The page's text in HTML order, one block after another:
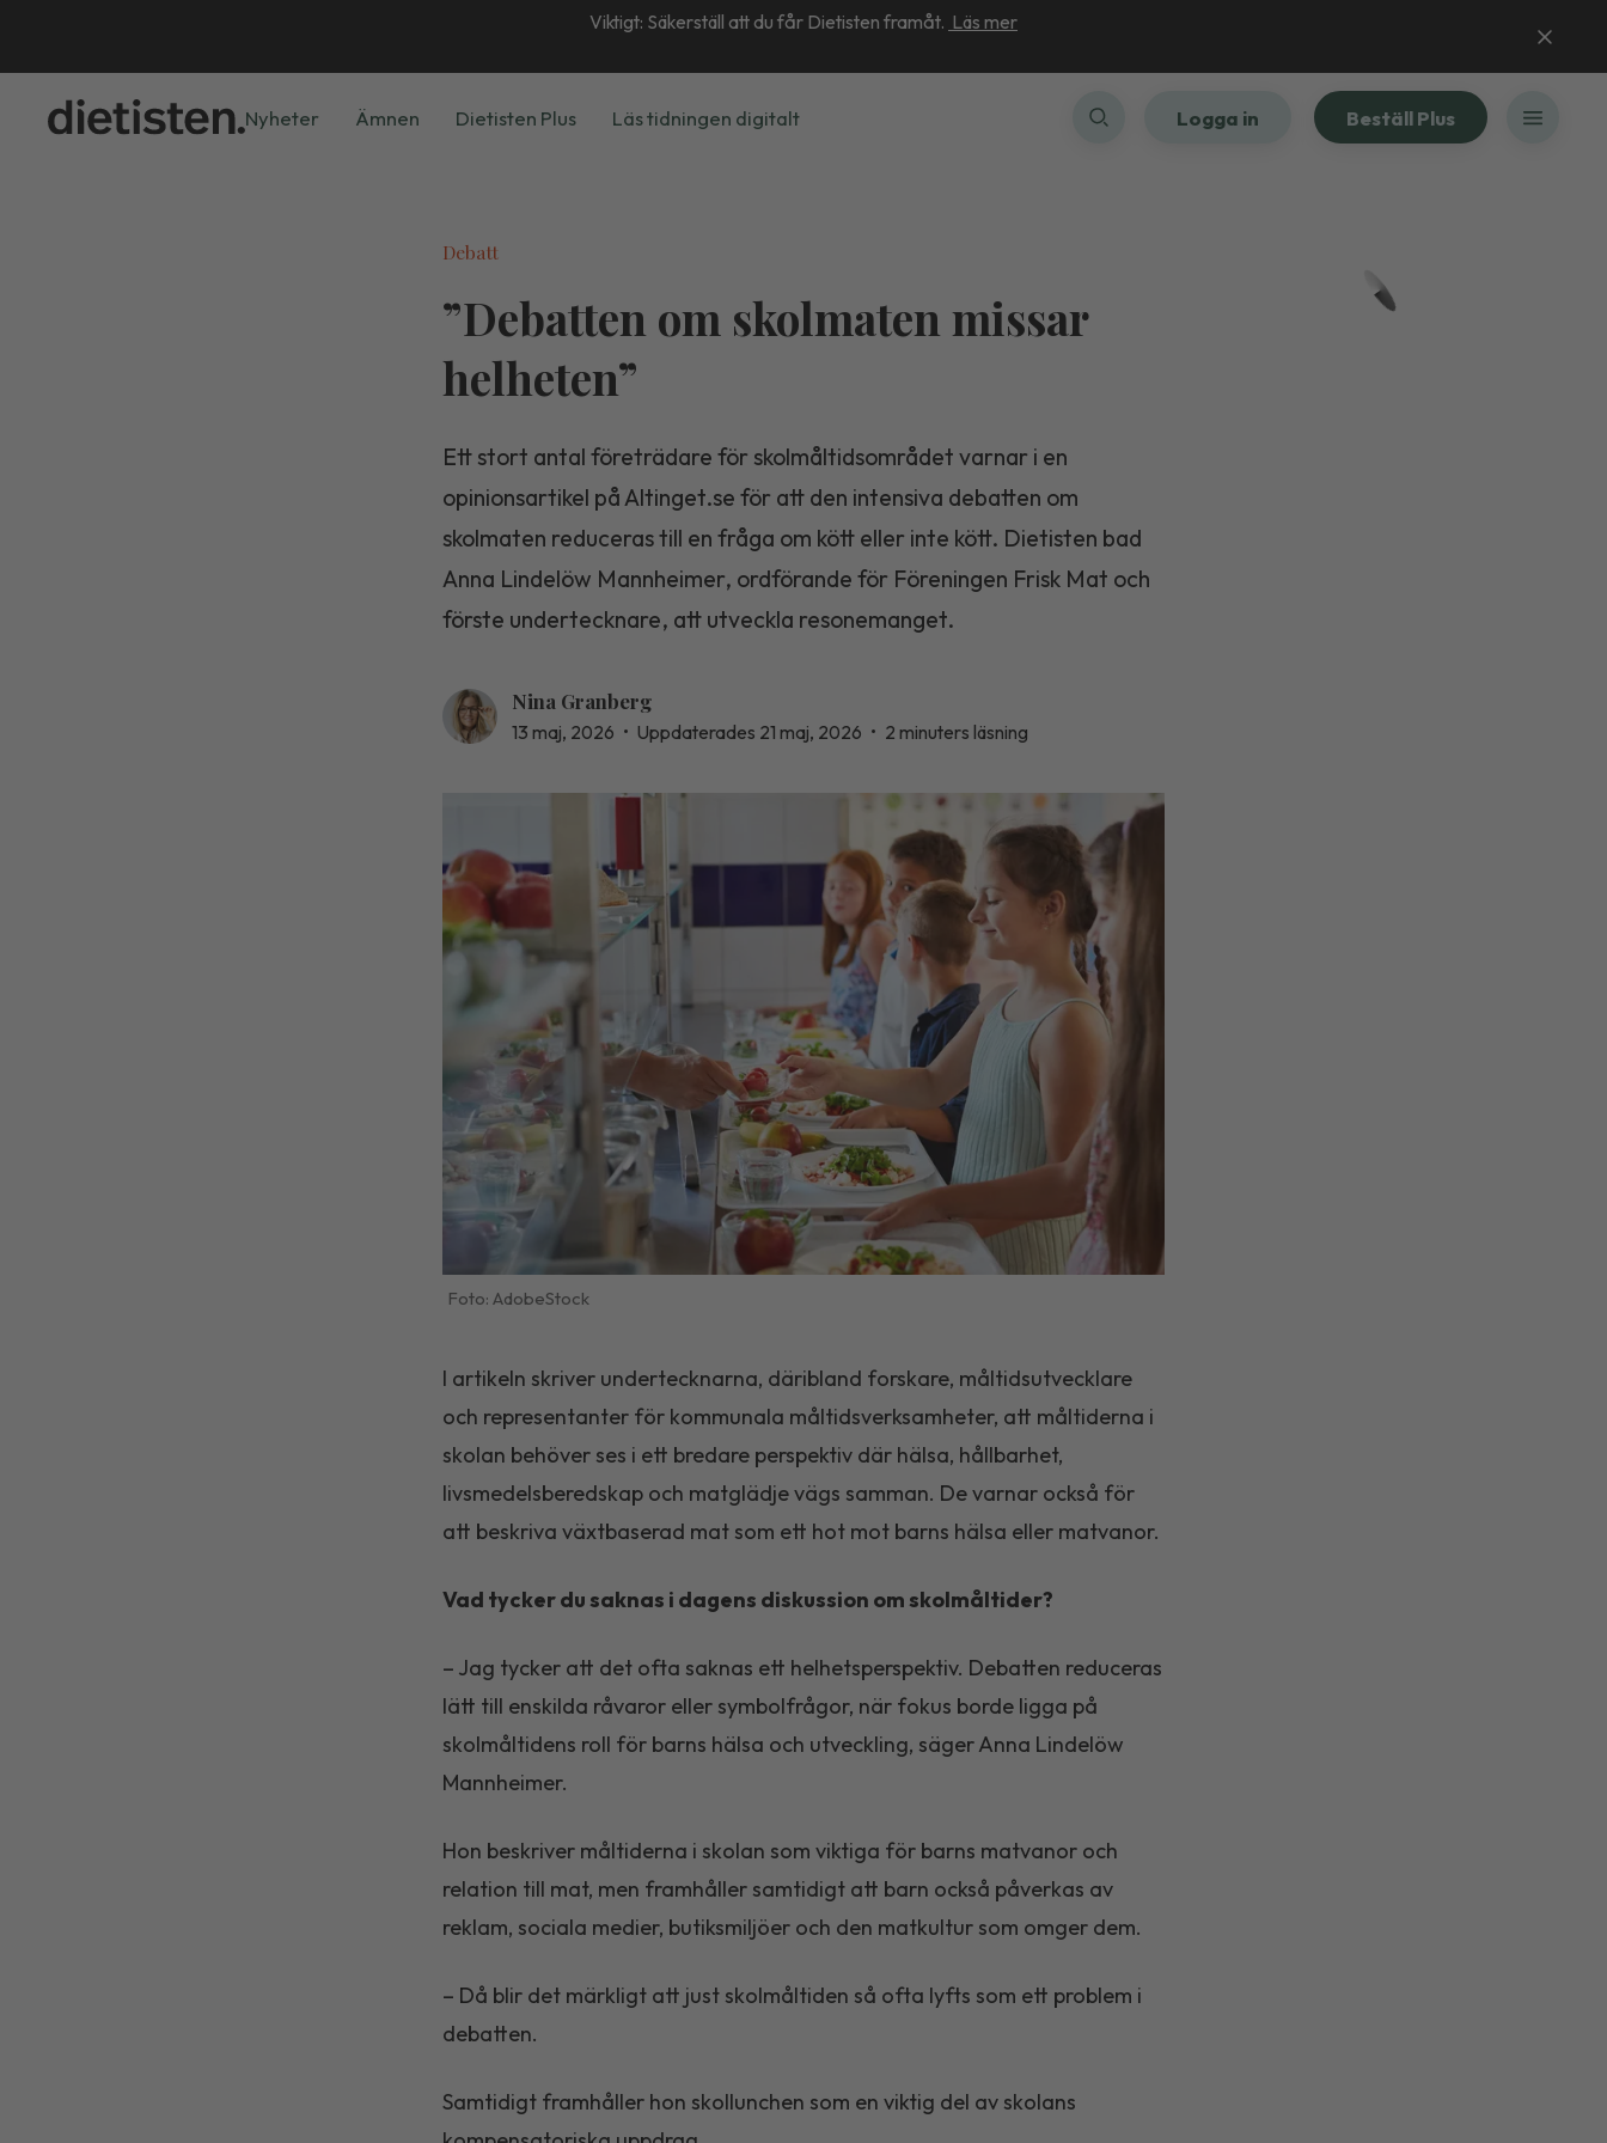
Viktigt: Säkerställ att du får Dietisten framåt. Läs mer
Nyheter Ämnen Dietisten Plus Läs tidningen digitalt Logga in Beställ Plus
Debatt
”Debatten om skolmaten missar
helheten”
Ett stort antal företrädare för skolmåltidsområdet varnar i en
opinionsartikel på Altinget.se för att den intensiva debatten om
skolmaten reduceras till en fråga om kött eller inte kött. Dietisten bad
Anna Lindelöw Mannheimer, ordförande för Föreningen Frisk Mat och
förste undertecknare, att utveckla resonemanget.
Nina Granberg
13 maj, 2026 • Uppdaterades 21 maj, 2026 • 2 minuters läsning
AdobeStock
I artikeln skriver undertecknarna, däribland forskare, måltidsutvecklare
och representanter för kommunala måltidsverksamheter, att måltiderna i
skolan behöver ses i ett bredare perspektiv där hälsa, hållbarhet,
livsmedelsberedskap och matglädje vägs samman. De varnar också för
att beskriva växtbaserad mat som ett hot mot barns hälsa eller matvanor.
Vad tycker du saknas i dagens diskussion om skolmåltider?
– Jag tycker att det ofta saknas ett helhetsperspektiv. Debatten reduceras
lätt till enskilda råvaror eller symbolfrågor, när fokus borde ligga på
skolmåltidens roll för barns hälsa och utveckling, säger Anna Lindelöw
Mannheimer.
Hon beskriver måltiderna i skolan som viktiga för barns matvanor och
relation till mat, men framhåller samtidigt att barn också påverkas av
reklam, sociala medier, butiksmiljöer och den matkultur som omger dem.
– Då blir det märkligt att just skolmåltiden så ofta lyfts som ett problem i
debatten.
Samtidigt framhåller hon skollunchen som en viktig del av skolans